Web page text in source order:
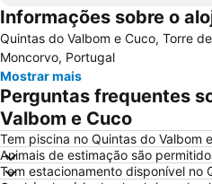
Serra Marofa
Informações sobre o
Quintas do Valbom e Cuco, Torre
Moncorvo, Portugal
Mostrar mais
Perguntas frequentes
Valbom e Cuco
Tem piscina no Quintas do Valbom
Animais de estimação são
Tem estacionamento disponível no